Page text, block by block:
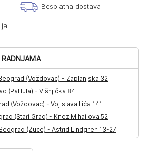
Besplatna dostava
(Voždovac) - Zaplanjska 32
(Palilula) - Višnjička 84
(Voždovac) - Vojislava Ilića 141
(Stari Grad) - Knez Mihailova 52
(Zuce) - Astrid Lindgren 13-27